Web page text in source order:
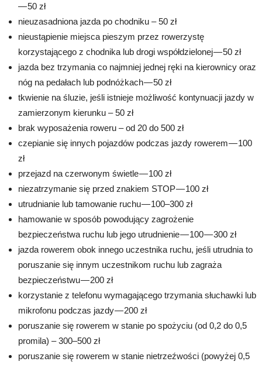
— 50 zł
nieuzasadniona jazda po chodniku – 50 zł
nieustąpienie miejsca pieszym przez rowerzystę
korzystającego z chodnika lub drogi współdzielonej — 50 zł
jazda bez trzymania co najmniej jednej ręki na kierownicy oraz
nóg na pedałach lub podnóżkach — 50 zł
tkwienie na śluzie, jeśli istnieje możliwość kontynuacji jazdy w
zamierzonym kierunku – 50 zł
brak wyposażenia roweru – od 20 do 500 zł
czepianie się innych pojazdów podczas jazdy rowerem — 100
zł
przejazd na czerwonym świetle — 100 zł
niezatrzymanie się przed znakiem STOP — 100 zł
utrudnianie lub tamowanie ruchu — 100–300 zł
hamowanie w sposób powodujący zagrożenie
bezpieczeństwa ruchu lub jego utrudnienie — 100 — 300 zł
jazda rowerem obok innego uczestnika ruchu, jeśli utrudnia to
poruszanie się innym uczestnikom ruchu lub zagraża
bezpieczeństwu — 200 zł
korzystanie z telefonu wymagającego trzymania słuchawki lub
mikrofonu podczas jazdy — 200 zł
poruszanie się rowerem w stanie po spożyciu (od 0,2 do 0,5
promila) – 300–500 zł
poruszanie się rowerem w stanie nietrzeźwości (powyżej 0,5